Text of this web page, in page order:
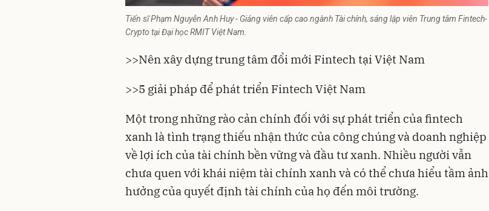
Tiến sĩ Phạm Nguyễn Anh Huy - Giảng viên cấp cao ngành Tài chính, sáng lập viên Trung tâm Fintech-
Crypto tại Đại học RMIT Việt Nam.
>>Nên xây dựng trung tâm đổi mới Fintech tại Việt Nam
>>5 giải pháp để phát triển Fintech Việt Nam
Một trong những rào cản chính đối với sự phát triển của fintech
xanh là tình trạng thiếu nhận thức của công chúng và doanh nghiệp
về lợi ích của tài chính bền vững và đầu tư xanh. Nhiều người vẫn
chưa quen với khái niệm tài chính xanh và có thể chưa hiểu tầm ảnh
hưởng của quyết định tài chính của họ đến môi trường.